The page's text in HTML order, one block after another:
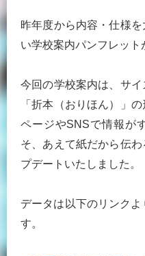
昨年度から内容・仕様
い学校案内パンフレット
今回の学校案内は、サ
「折本（おりほん）」
ページやSNSで情報が
そ、あえて紙だから伝
プデートいたしました。
データは以下のリンク
す。